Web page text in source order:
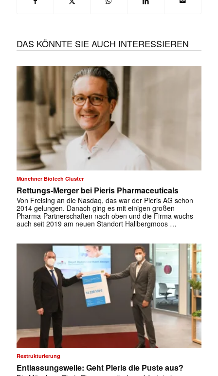
DAS KÖNNTE SIE AUCH INTERESSIEREN
Münchner Biotech Cluster
Rettungs-Merger bei Pieris Pharmaceuticals
Von Freising an die Nasdaq, das war der Pieris AG schon
2014 gelungen. Danach ging es mit einigen großen
Pharma-Partnerschaften nach oben und die Firma wuchs
auch seit 2019 am neuen Standort Hallbergmoos …
Restrukturierung
Entlassungswelle: Geht Pieris die Puste aus?